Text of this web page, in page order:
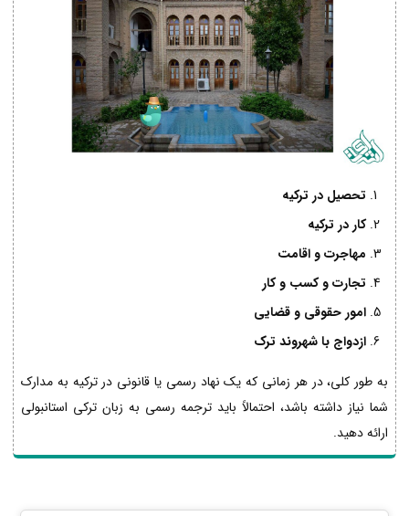
تحصیل در ترکیه
کار در ترکیه
مهاجرت و اقامت
تجارت و کسب و کار
امور حقوقی و قضایی
ازدواج با شهروند ترک
به طور کلی، در هر زمانی که یک نهاد رسمی یا قانونی در ترکیه به مدارک
شما نیاز داشته باشد، احتمالاً باید ترجمه رسمی به زبان ترکی استانبولی
ارائه دهید.